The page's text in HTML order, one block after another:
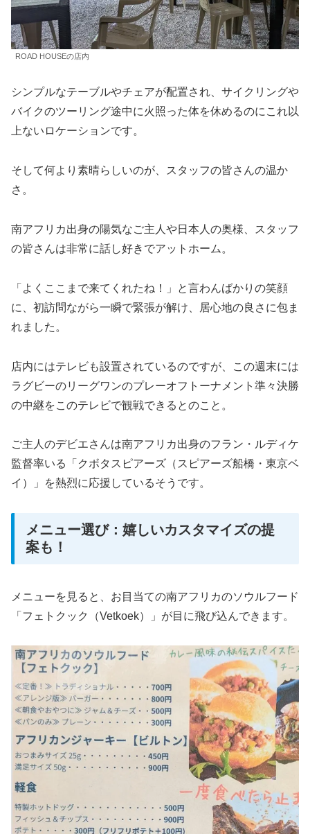
ROAD HOUSEの店内
シンプルなテーブルやチェアが配置され、サイクリングや
バイクのツーリング途中に火照った体を休めるのにこれ以
上ないロケーションです。
そして何より素晴らしいのが、スタッフの皆さんの温か
さ。
南アフリカ出身の陽気なご主人や日本人の奥様、スタッフ
の皆さんは非常に話し好きでアットホーム。
「よくここまで来てくれたね！」と言わんばかりの笑顔
に、初訪問ながら一瞬で緊張が解け、居心地の良さに包ま
れました。
店内にはテレビも設置されているのですが、この週末には
ラグビーのリーグワンのプレーオフトーナメント準々決勝
の中継をこのテレビで観戦できるとのこと。
ご主人のデビエさんは南アフリカ出身のフラン・ルディケ
監督率いる「クボタスピアーズ（スピアーズ船橋・東京ベ
イ）」を熱烈に応援しているそうです。
メニュー選び：嬉しいカスタマイズの提
案も！
メニューを見ると、お目当ての南アフリカのソウルフード
「フェトクック（Vetkoek）」が目に飛び込んできます。